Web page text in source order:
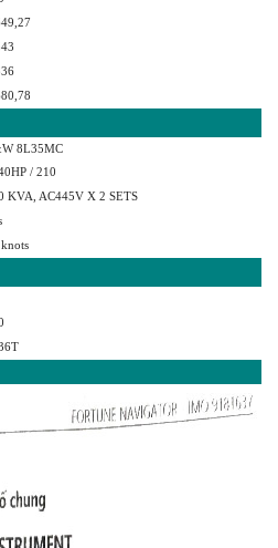
8L35MC
/ 210
KVA, AC445V X 2 SETS